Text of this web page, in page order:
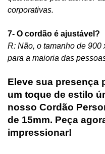
corporativas.
7- O cordão é ajustável?
R: Não, o tamanho de 900
para a maioria das
Eleve sua presença
um toque de estilo
nosso Cordão
de 15mm. Peça
impressionar!